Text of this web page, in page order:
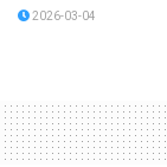
2026-03-04